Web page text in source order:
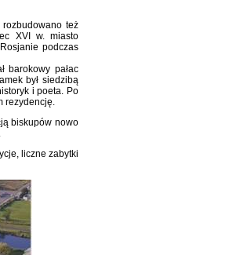
rozbudowano też
XVI w. miasto
podczas
barokowy pałac
był siedzibą
i poeta. Po
rezydencję.
biskupów nowo
liczne zabytki